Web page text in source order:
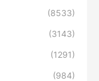
(8533)
(3143)
(1291)
(984)